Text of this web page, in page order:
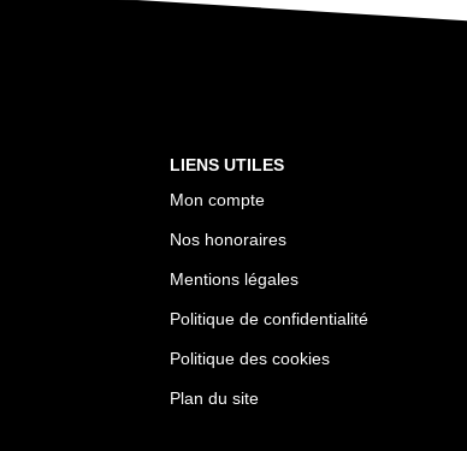
LIENS UTILES
Mon compte
Nos honoraires
Mentions légales
Politique de confidentialité
Politique des cookies
Plan du site